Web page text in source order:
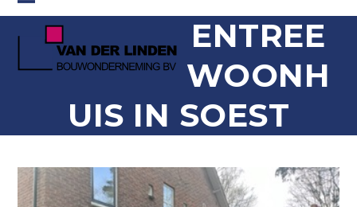
Skip
content
Open
mobile
menu
Close
mobile
menu
ENTREE
WOONH
UIS IN SOEST